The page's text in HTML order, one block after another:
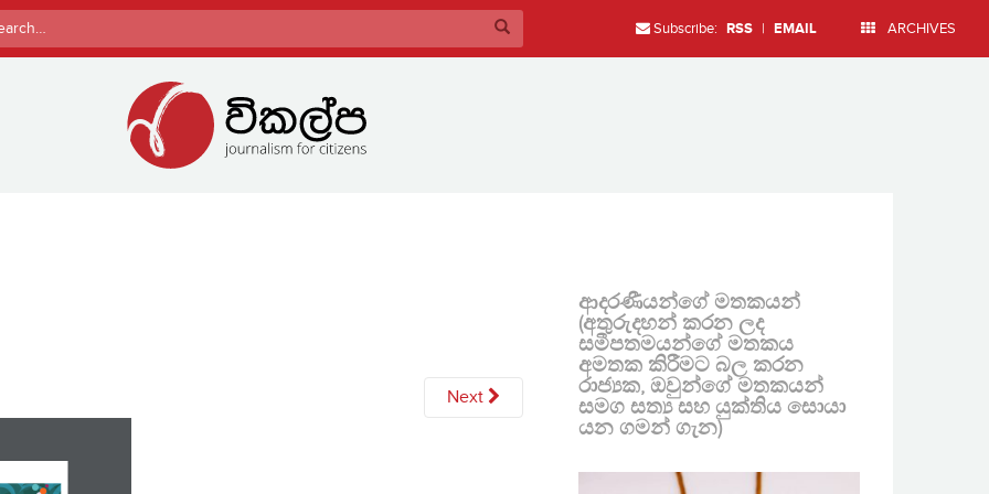
Subscribe: RSS | EMAIL ARCHIVES
Next
ආදරණීයන්ගේ මතකයන්
(අතුරුදහන් කරන ලද
සමීපතමයන්ගේ මතකය
අමතක කිරීමට බල කරන
රාජ්‍යක, ඔවුන්ගේ මතකයන්
සමග සත්‍ය සහ යුක්තිය සොයා
යන ගමන් ගැන)